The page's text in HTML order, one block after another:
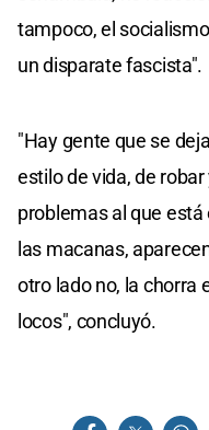
tampoco, el
un disparate fascista".
"Hay gente que se
estilo de vida, de
problemas al que
las macanas,
otro lado no, la chorra
locos", concluyó.